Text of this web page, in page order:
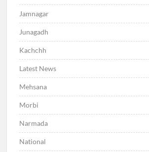
Jamnagar
Junagadh
Kachchh
Latest News
Mehsana
Morbi
Narmada
National